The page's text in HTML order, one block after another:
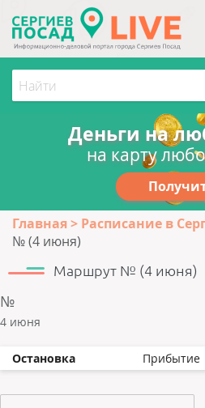
Деньги на
на карту
Главная
Расписание в
№ (4 июня)
Маршрут № (4 июня)
№
4 июня
Остановка Прибытие